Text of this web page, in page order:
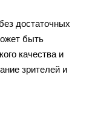
достаточных
быть
качества и
зрителей и